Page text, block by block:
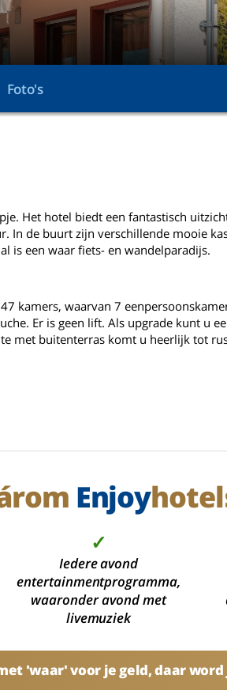
Foto's
Het hotel biedt een fantastisch
In de buurt zijn verschillende mooie
is een waar fiets- en wandelparadijs.
kamers, waarvan 7
Er is geen lift. Als upgrade kunt u
met buitenterras komt u heerlijk tot
Enjoy
✓
Iedere avond
entertainmentprogramma,
waaronder avond met
livemuziek
'waar' voor je geld, daar